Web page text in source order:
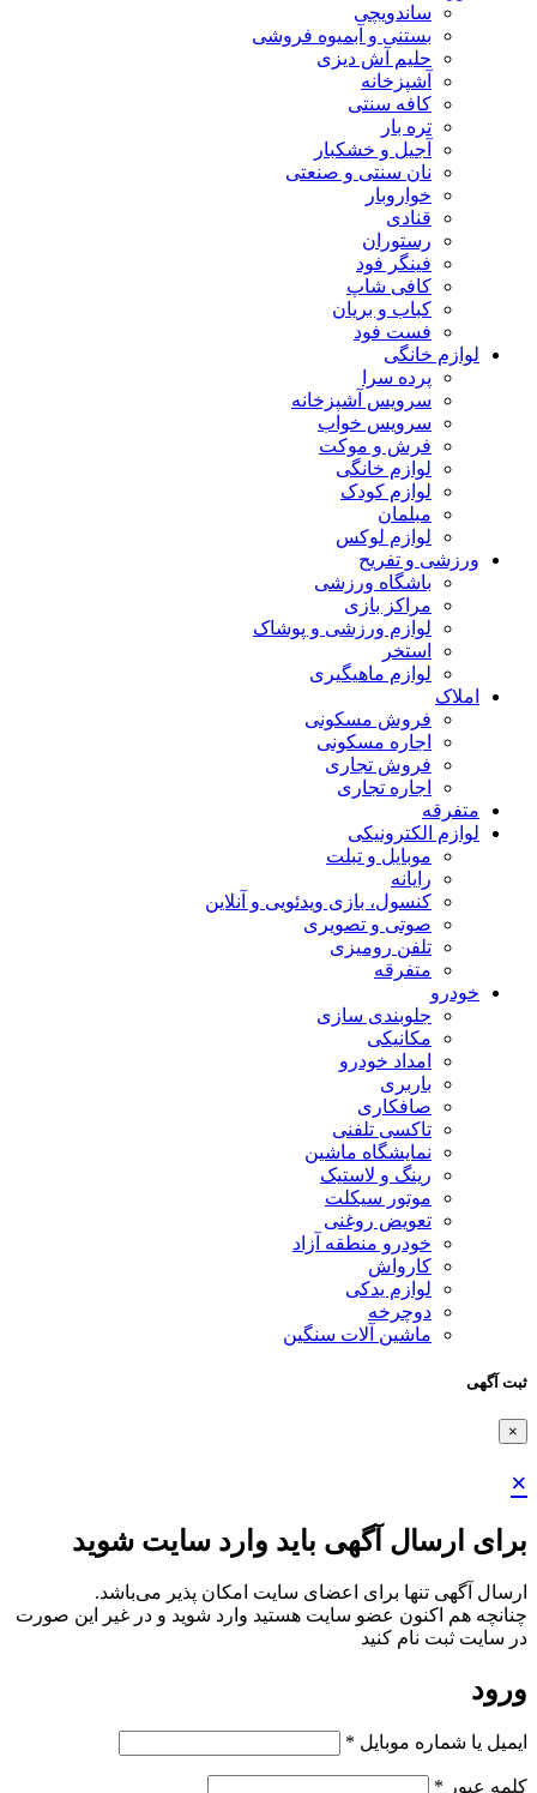
ساندویچی
بستنی و آبمیوه فروشی
حلیم آش دیزی
آشپزخانه
کافه سنتی
تره بار
آجیل و خشکبار
نان سنتی و صنعتی
خواروبار
قنادی
رستوران
فینگر فود
کافی شاپ
کباب و بریان
فست فود
لوازم خانگی
پرده سرا
سرویس آشپزخانه
سرویس خواب
فرش و موکت
لوازم خانگی
لوازم کودک
مبلمان
لوازم لوکس
ورزشی و تفریح
باشگاه ورزشی
مراکز بازی
لوازم ورزشی و پوشاک
استخر
لوازم ماهیگیری
املاک
فروش مسکونی
اجاره مسکونی
فروش تجاری
اجاره تجاری
متفرقه
لوازم الکترونیکی
موبایل و تبلت
رایانه
کنسول، بازی‌ ویدئویی و آنلاین
صوتی و تصویری
تلفن رومیزی
متفرقه
خودرو
جلوبندی سازی
مکانیکی
امداد خودرو
باربری
صافکاری
تاکسی تلفنی
نمایشگاه ماشین
رینگ و لاستیک
موتور سیکلت
تعویض روغنی
خودرو منطقه آزاد
کارواش
لوازم یدکی
دوچرخه
ماشین آلات سنگین
ثبت آگهی
×
×
برای ارسال آگهی باید وارد سایت شوید
ارسال آگهی تنها برای اعضای سایت امکان پذیر می‌باشد.
چنانچه هم‌ اکنون عضو سایت هستید وارد شوید و در غیر این صورت
در سایت ثبت نام کنید
ورود
ایمیل یا شماره موبایل *
کلمه عبور *